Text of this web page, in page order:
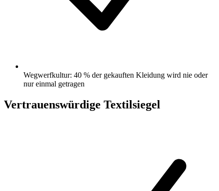
Wegwerfkultur: 40 % der gekauften Kleidung wird nie oder
nur einmal getragen
Vertrauenswürdige Textilsiegel